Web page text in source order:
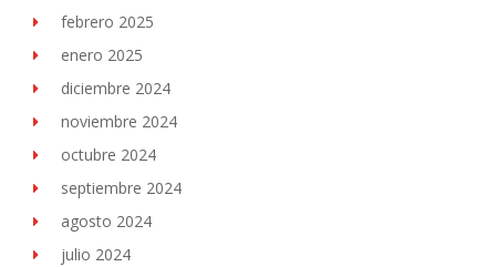
febrero 2025
enero 2025
diciembre 2024
noviembre 2024
octubre 2024
septiembre 2024
agosto 2024
julio 2024